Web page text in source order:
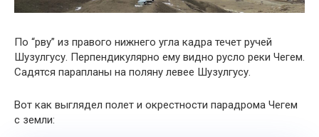
По “рву” из правого нижнего угла кадра течет ручей
Шузулгусу. Перпендикулярно ему видно русло реки Чегем.
Садятся парапланы на поляну левее Шузулгусу.
Вот как выглядел полет и окрестности парадрома Чегем
с земли: